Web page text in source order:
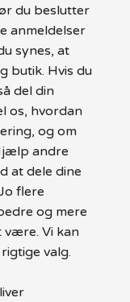
du beslutter
anmeldelser
synes, at
butik. Hvis du
del din
os, hvordan
og om
andre
at dele dine
flere
og mere
være. Vi kan
valg.